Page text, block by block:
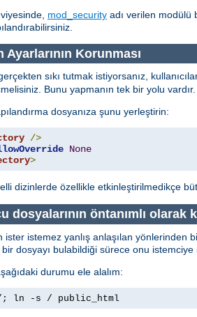
mod_security adı verilen modülü
Ayarlarının Korunması
sıkı tutmak istiyorsanız,
Bunu yapmanın tek bir yolu vardır.
dosyanıza şunu yerleştirin:
/>
None
>
dizinlerde özellikle etkinleştirilmedikçe
dosyalarının öntanımlı olarak
ister istemez yanlış anlaşılan yönlerinden
dosyayı bulabildiği sürece onu istemciye
durumu ele alalım:
; ln -s / public_html